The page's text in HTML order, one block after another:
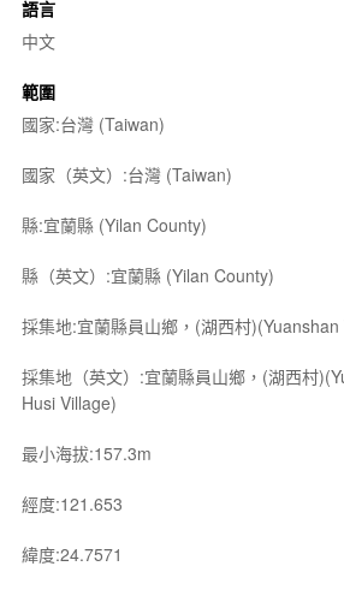
語言
中文
範圍
國家:台灣 (Taiwan)
國家（英文）:台灣 (Taiwan)
縣:宜蘭縣 (Yilan County)
縣（英文）:宜蘭縣 (Yilan County)
採集地:宜蘭縣員山鄉，(湖西村
採集地（英文）:宜蘭縣員山鄉，(湖西村
Husi Village)
最小海拔:157.3m
經度:121.653
緯度:24.7571